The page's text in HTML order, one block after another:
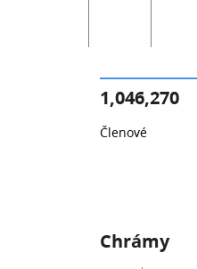
1,046,270
Členové
Chrámy